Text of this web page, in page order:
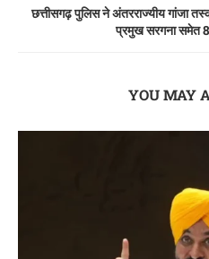
छत्तीसगढ़ पुलिस ने अंतरराज्यीय गांजा
प्रमुख सरगना समेत 8
YOU MAY